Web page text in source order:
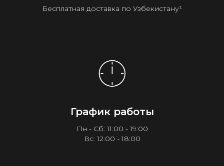
Бесплатная доставка по Узбекистану¹
График работы
Пн - Сб: 11:00 - 19:00
Вс: 12:00 - 18:00